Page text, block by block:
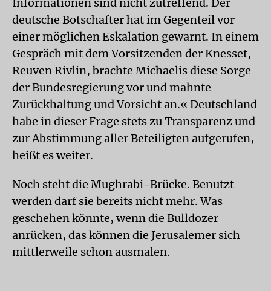
deutsche Botschafter hat im Gegenteil vor
einer möglichen Eskalation gewarnt. In einem
Gespräch mit dem Vorsitzenden der Knesset,
Reuven Rivlin, brachte Michaelis diese Sorge
der Bundesregierung vor und mahnte
Zurückhaltung und Vorsicht an.« Deutschland
habe in dieser Frage stets zu Transparenz und
zur Abstimmung aller Beteiligten aufgerufen,
heißt es weiter.
Noch steht die Mughrabi-Brücke. Benutzt
werden darf sie bereits nicht mehr. Was
geschehen könnte, wenn die Bulldozer
anrücken, das können die Jerusalemer sich
mittlerweile schon ausmalen.